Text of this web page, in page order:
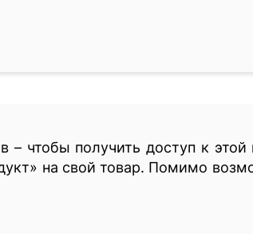
чтобы получить доступ к
на свой товар. Помимо